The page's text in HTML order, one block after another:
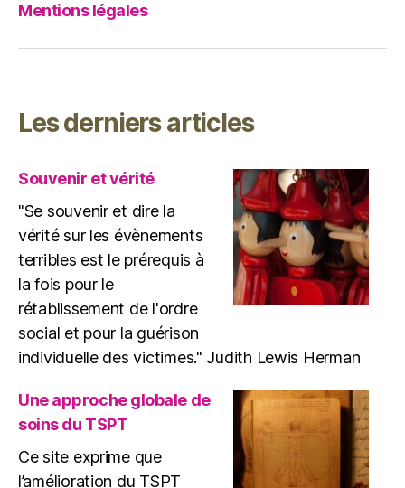
Mentions légales
Les derniers articles
Souvenir et vérité
"Se souvenir et dire la
vérité sur les évènements
terribles est le prérequis à
la fois pour le
rétablissement de l'ordre
social et pour la guérison
individuelle des victimes." Judith Lewis Herman
Une approche globale de
soins du TSPT
Ce site exprime que
l’amélioration du TSPT